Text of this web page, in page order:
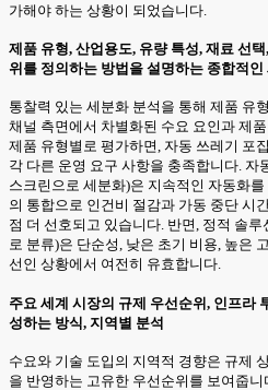
가해야 하는 상황이 되었습니다.
제품 유형, 산업용도, 유량 특성, 재료 선
위를 정의하는 방법을 설명하는 종합적인
통찰력 있는 세분화 분석을 통해 제품 유
채널 측면에서 차별화된 수요 요인과 제
제품 유형별로 평가하면, 자동 쓰레기 포
각 다른 운영 요구 사항을 충족합니다. 자
스크린으로 세분화)은 지속적인 자동화
의 통합으로 인건비 절감과 가동 중단 시
점 더 선호되고 있습니다. 반면, 정적 솔
로 분류)은 단순성, 낮은 초기 비용, 높은
선인 상황에서 여전히 유효합니다.
주요 세계 시장의 규제 우선순위, 인프라
성하는 방식, 지역별 분석
수요와 기술 도입의 지역적 경향은 규제
을 반영하는 고유한 우선순위를 보여줍